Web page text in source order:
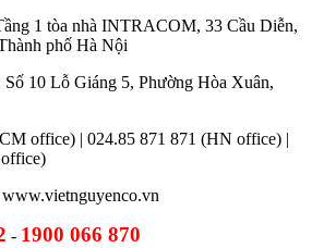
1 tòa nhà INTRACOM, 33 Cầu Diễn,
phố Hà Nội
10 Lỗ Giáng 5, Phường Hòa Xuân,
office) | 024.85 871 871 (HN office) |
www.vietnguyenco.vn
- 1900 066 870